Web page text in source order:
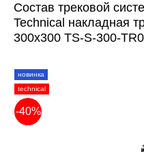
Состав трековой
Technical накладная
300x300 TS-S-300-
новинка
technical
-40%